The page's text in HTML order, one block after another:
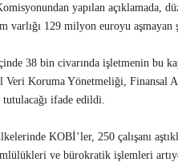
yapılan açıklamada,
varlığı 129 milyon euroyu
38 bin civarında işletmenin bu
Veri Koruma Yönetmeliği, Finansal
ifade edildi.
KOBİ’ler, 250 çalışanı
ve bürokratik işlemleri